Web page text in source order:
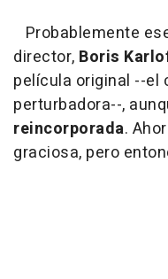
Probablemente
director, Boris
película original --el
perturbadora--,
reincorporada.
graciosa, pero